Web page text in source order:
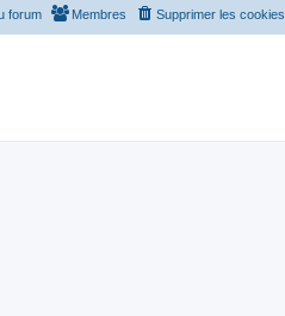
Supprimer les cookies
Membres
forum